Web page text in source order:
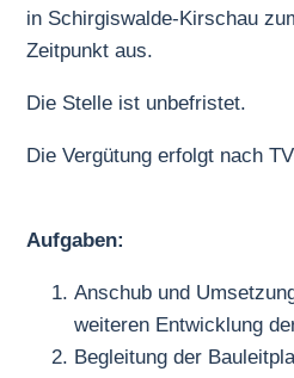
in Schirgiswalde-Kirschau
Zeitpunkt aus.
Die Stelle ist unbefristet.
Die Vergütung erfolgt nach
Aufgaben:
Anschub und
weiteren Entwicklung
Begleitung der